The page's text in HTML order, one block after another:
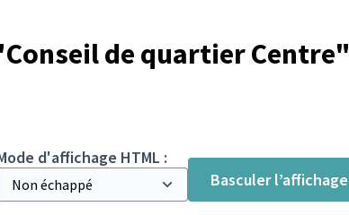
de quartier Centre"
d'affichage HTML :
Basculer l’affichage